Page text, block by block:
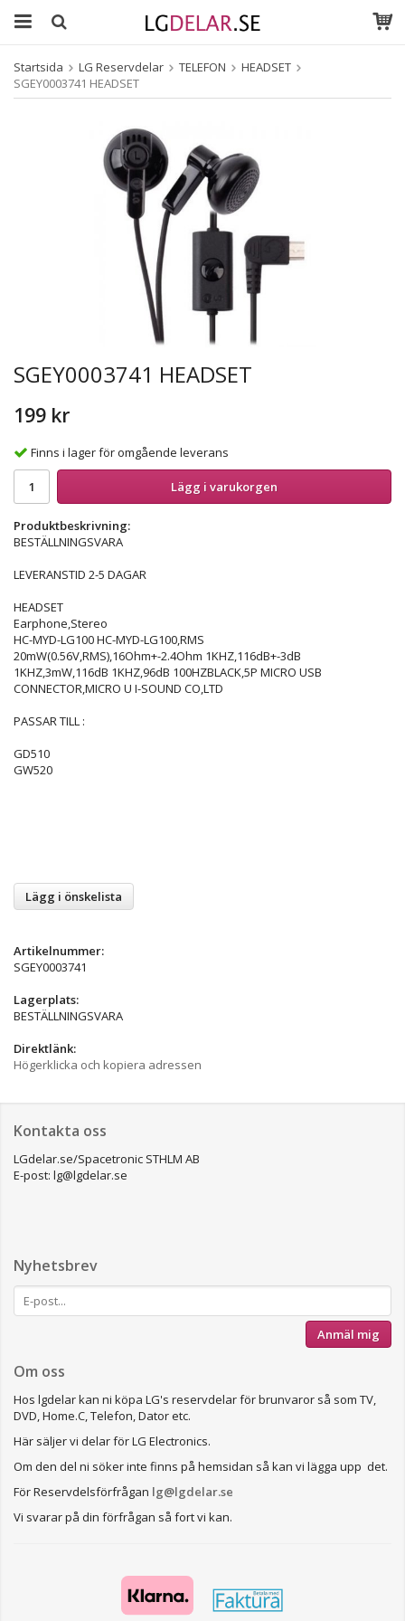
Startsida LG Reservdelar TELEFON
HEADSET
SGEY0003741 HEADSET
SGEY0003741 HEADSET
199 kr
Finns i lager för omgående leverans
Lägg i varukorgen
Produktbeskrivning:
BESTÄLLNINGSVARA
LEVERANSTID 2-5 DAGAR
HEADSET
Earphone,Stereo
HC-MYD-LG100 HC-MYD-LG100,RMS
20mW(0.56V,RMS),16Ohm+-2.4Ohm 1KHZ,116dB+-3dB
1KHZ,3mW,116dB 1KHZ,96dB 100HZBLACK,5P MICRO USB
CONNECTOR,MICRO U I-SOUND CO,LTD
PASSAR TILL :
GD510
GW520
Lägg i önskelista
Artikelnummer:
SGEY0003741
Lagerplats:
BESTÄLLNINGSVARA
Direktlänk:
Högerklicka och kopiera adressen
Kontakta oss
LGdelar.se/Spacetronic STHLM AB
E-post: lg@lgdelar.se
Nyhetsbrev
Anmäl mig
Om oss
Hos lgdelar kan ni köpa LG's reservdelar för brunvaror så som TV,
DVD, Home.C, Telefon, Dator etc.
Här säljer vi delar för LG Electronics.
Om den del ni söker inte finns på hemsidan så kan vi lägga upp det.
För Reservdelsförfrågan lg@lgdelar.se
Vi svarar på din förfrågan så fort vi kan.